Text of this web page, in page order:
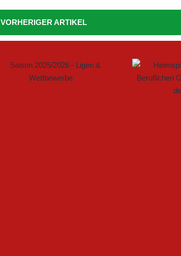
VORHERIGER ARTIKEL